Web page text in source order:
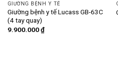
GIƯỜNG BỆNH Y TẾ
Giường bệnh y tế Lucass GB-63C
(4 tay quay)
9.900.000₫